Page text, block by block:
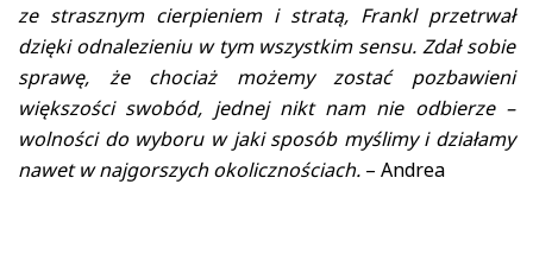
ze strasznym cierpieniem i stratą, Frankl przetrwał
dzięki odnalezieniu w tym wszystkim sensu. Zdał sobie
sprawę, że chociaż możemy zostać pozbawieni
większości swobód, jednej nikt nam nie odbierze –
wolności do wyboru w jaki sposób myślimy i działamy
nawet w najgorszych okolicznościach. – Andrea